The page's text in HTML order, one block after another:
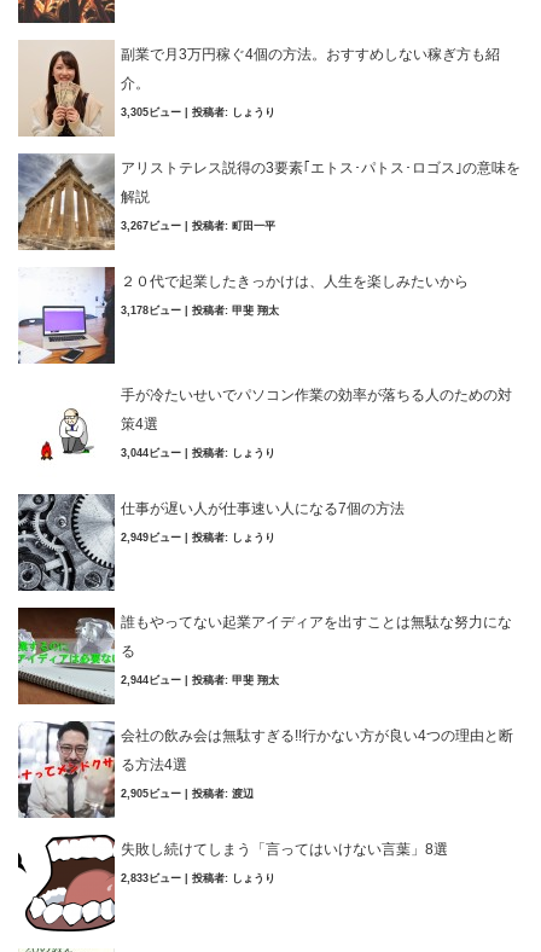
副業で月3万円稼ぐ4個の方法。おすすめしない稼ぎ方も紹
介。
3,305ビュー 投稿者: しょうり
アリストテレス説得の3要素｢エトス･パトス･ロゴス｣の意味を
解説
3,267ビュー 投稿者: 町田一平
２０代で起業したきっかけは、人生を楽しみたいから
3,178ビュー 投稿者: 甲斐 翔太
手が冷たいせいでパソコン作業の効率が落ちる人のための対
策4選
3,044ビュー 投稿者: しょうり
仕事が遅い人が仕事速い人になる7個の方法
2,949ビュー 投稿者: しょうり
誰もやってない起業アイディアを出すことは無駄な努力にな
る
2,944ビュー 投稿者: 甲斐 翔太
会社の飲み会は無駄すぎる!!行かない方が良い4つの理由と断
る方法4選
2,905ビュー 投稿者: 渡辺
失敗し続けてしまう「言ってはいけない言葉」8選
2,833ビュー 投稿者: しょうり